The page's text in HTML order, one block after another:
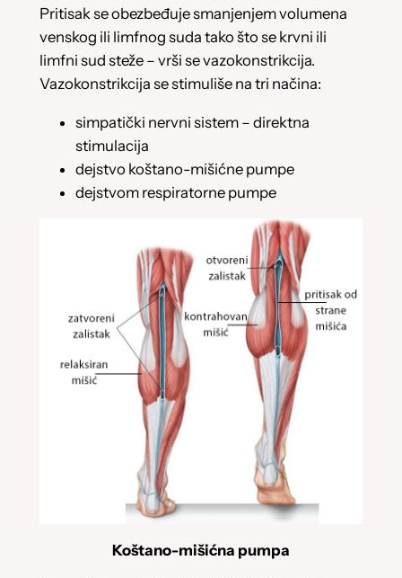
Pritisak se obezbeđuje smanjenjem volumena
venskog ili limfnog suda tako što se krvni ili
limfni sud steže – vrši se vazokonstrikcija.
Vazokonstrikcija se stimuliše na tri načina:
simpatički nervni sistem – direktna
stimulacija
dejstvo koštano-mišićne pumpe
dejstvom respiratorne pumpe
Koštano-mišićna pumpa